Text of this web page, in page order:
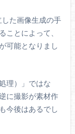
た画像生成の手
ことによって、
可能となりまし
理）」ではな
に撮影が素材作
今後はあるでし